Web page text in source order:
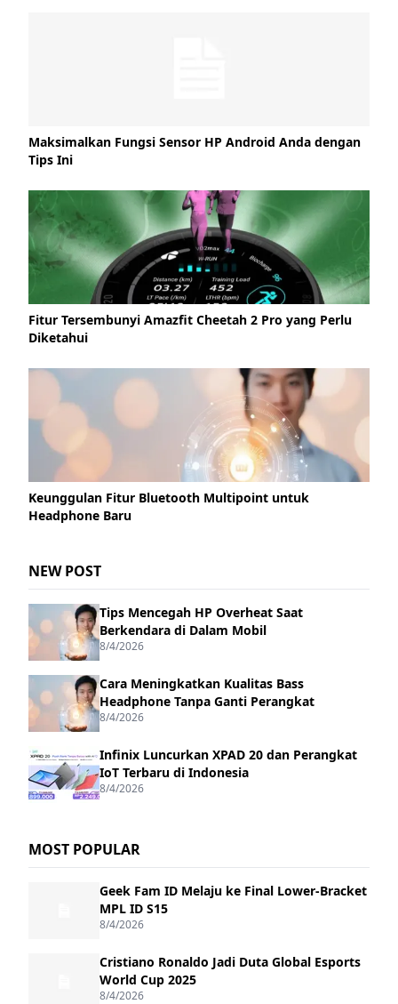
Maksimalkan Fungsi Sensor HP Android Anda dengan
Tips Ini
Fitur Tersembunyi Amazfit Cheetah 2 Pro yang Perlu
Diketahui
Keunggulan Fitur Bluetooth Multipoint untuk
Headphone Baru
NEW POST
Tips Mencegah HP Overheat Saat
Berkendara di Dalam Mobil
8/4/2026
Cara Meningkatkan Kualitas Bass
Headphone Tanpa Ganti Perangkat
8/4/2026
Infinix Luncurkan XPAD 20 dan Perangkat
IoT Terbaru di Indonesia
8/4/2026
MOST POPULAR
Geek Fam ID Melaju ke Final Lower-Bracket
MPL ID S15
8/4/2026
Cristiano Ronaldo Jadi Duta Global Esports
World Cup 2025
8/4/2026